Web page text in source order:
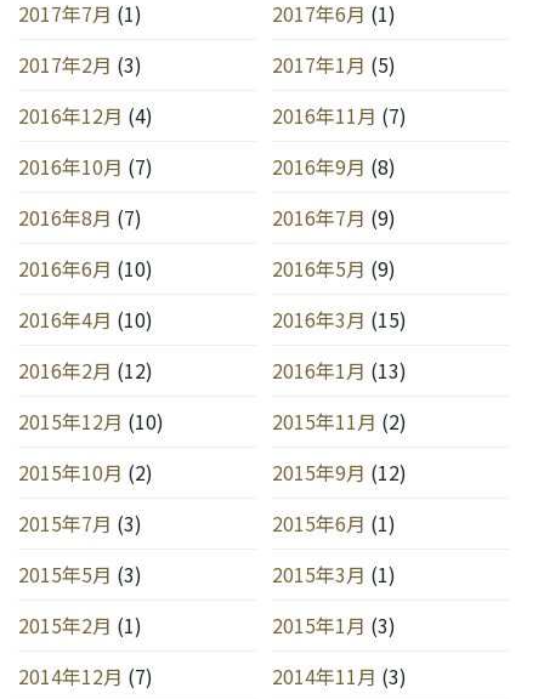
2017年7月 (1) 2017年6月 (1)
2017年2月 (3) 2017年1月 (5)
2016年12月 (4) 2016年11月 (7)
2016年10月 (7) 2016年9月 (8)
2016年8月 (7) 2016年7月 (9)
2016年6月 (10) 2016年5月 (9)
2016年4月 (10) 2016年3月 (15)
2016年2月 (12) 2016年1月 (13)
2015年12月 (10) 2015年11月 (2)
2015年10月 (2) 2015年9月 (12)
2015年7月 (3) 2015年6月 (1)
2015年5月 (3) 2015年3月 (1)
2015年2月 (1) 2015年1月 (3)
2014年12月 (7) 2014年11月 (3)